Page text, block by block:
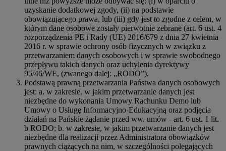
uzyskanie dodatkowej zgody, (ii) na podstawie
obowiązującego prawa, lub (iii) gdy jest to zgodne z celem, w
którym dane osobowe zostały pierwotnie zebrane (art. 6 ust. 4
rozporządzenia PE i Rady (UE) 2016/679 z dnia 27 kwietnia
2016 r. w sprawie ochrony osób fizycznych w związku z
przetwarzaniem danych osobowych i w sprawie swobodnego
przepływu takich danych oraz uchylenia dyrektywy
95/46/WE, (zwanego dalej: „RODO”).
Podstawą prawną przetwarzania Państwa danych osobowych
jest: a. w zakresie, w jakim przetwarzanie danych jest
niezbędne do wykonania Umowy Rachunku Demo lub
Umowy o Usługę Informacyjno-Edukacyjną oraz podjęcia
działań na Pańskie żądanie przed ww. umów - art. 6 ust. 1 lit.
b RODO; b. w zakresie, w jakim przetwarzanie danych jest
niezbędne dla realizacji przez Administratora obowiązków
prawnych ciążących na nim, w szczególności polegających